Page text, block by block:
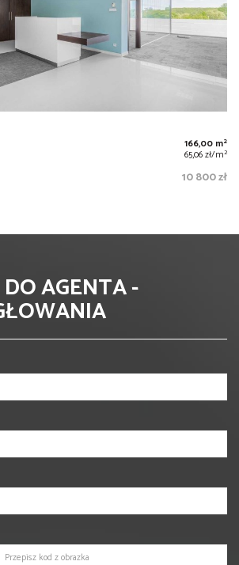
166,00 m2
65,06 zł/m2
10 800 zł
AGENTA -